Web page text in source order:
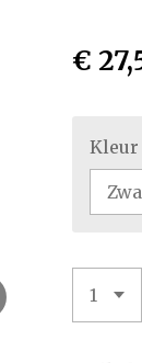
€
Kleur